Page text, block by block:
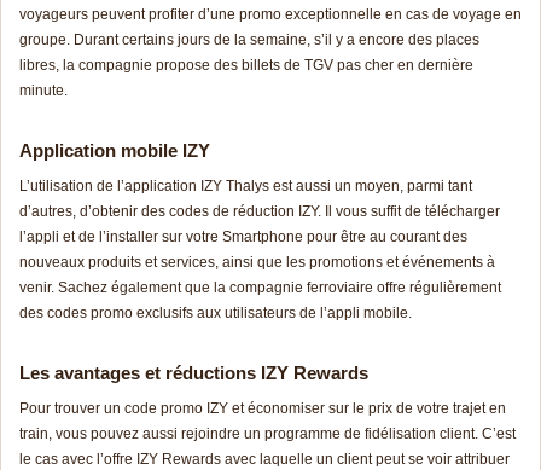
voyageurs peuvent profiter d’une promo exceptionnelle en cas de voyage en
groupe. Durant certains jours de la semaine, s’il y a encore des places
libres, la compagnie propose des billets de TGV pas cher en dernière
minute.
Application mobile IZY
L’utilisation de l’application IZY Thalys est aussi un moyen, parmi tant
d’autres, d’obtenir des codes de réduction IZY. Il vous suffit de télécharger
l’appli et de l’installer sur votre Smartphone pour être au courant des
nouveaux produits et services, ainsi que les promotions et événements à
venir. Sachez également que la compagnie ferroviaire offre régulièrement
des codes promo exclusifs aux utilisateurs de l’appli mobile.
Les avantages et réductions IZY Rewards
Pour trouver un code promo IZY et économiser sur le prix de votre trajet en
train, vous pouvez aussi rejoindre un programme de fidélisation client. C’est
le cas avec l’offre IZY Rewards avec laquelle un client peut se voir attribuer